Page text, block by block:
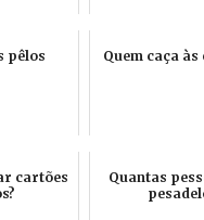
pêlos Quem caça às
cartões
Quantas